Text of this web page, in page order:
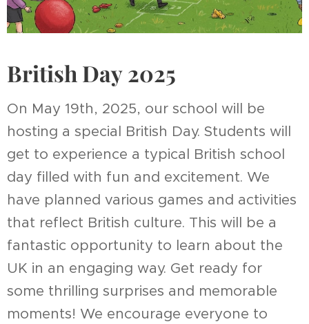
British Day 2025
On May 19th, 2025, our school will be
hosting a special British Day. Students will
get to experience a typical British school
day filled with fun and excitement. We
have planned various games and activities
that reflect British culture. This will be a
fantastic opportunity to learn about the
UK in an engaging way. Get ready for
some thrilling surprises and memorable
moments! We encourage everyone to